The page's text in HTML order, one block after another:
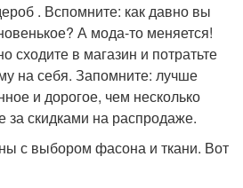
. Вспомните: как давно вы
А мода-то меняется!
сходите в магазин и потратьте
на себя. Запомните: лучше
и дорогое, чем несколько
за скидками на распродаже.
с выбором фасона и ткани. Вот